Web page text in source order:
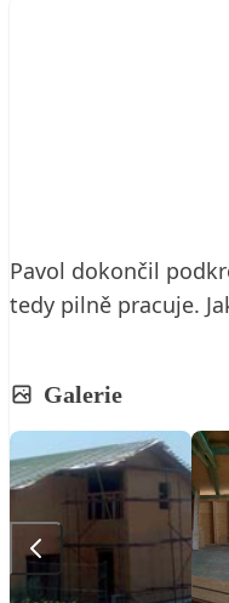
Pavol dokončil
tedy pilně pracuje.
Galerie